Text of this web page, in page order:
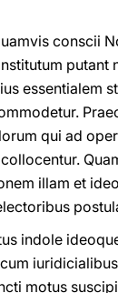
conscii
putant
essentialem
qui ad
illam et
indole
motus